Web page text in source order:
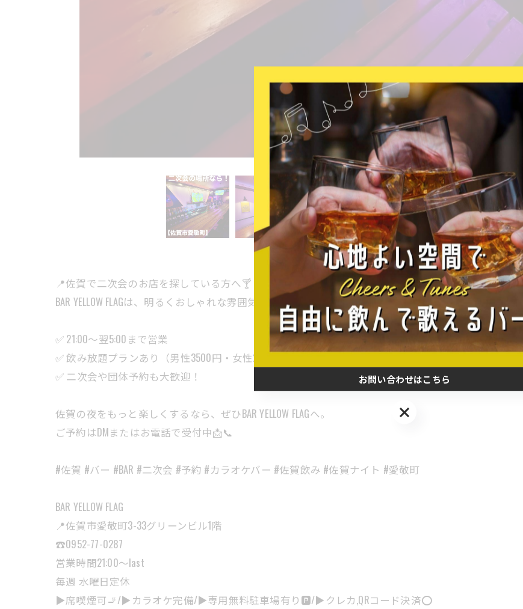
📍佐賀で二次会のお店を探している方へ🍸
BAR YELLOW FLAGは、明るくおしゃれな雰囲気で、初めての方でも安心して楽しめるカラオケBARです🎤✨
✅ 21:00〜翌5:00まで営業
✅ 飲み放題プランあり（男性3500円・女性2500円〜）
✅ 二次会や団体予約も大歓迎！
佐賀の夜をもっと楽しくするなら、ぜひBAR YELLOW FLAGへ。
ご予約はDMまたはお電話で受付中📩📞
#佐賀 #バー #BAR #二次会 #予約 #カラオケバー #佐賀飲み #佐賀ナイト #愛敬町
BAR YELLOW FLAG
📍佐賀市愛敬町3-33グリーンビル1階
☎️0952-77-0287
営業時間21:00〜last
毎週 水曜日定休
▶︎席喫煙可🚬/▶︎カラオケ完備/▶︎専用無料駐車場有り🅿️/▶︎クレカ,QRコード決済⭕️
お問い合わせはこちら
お問い合わせはこちら